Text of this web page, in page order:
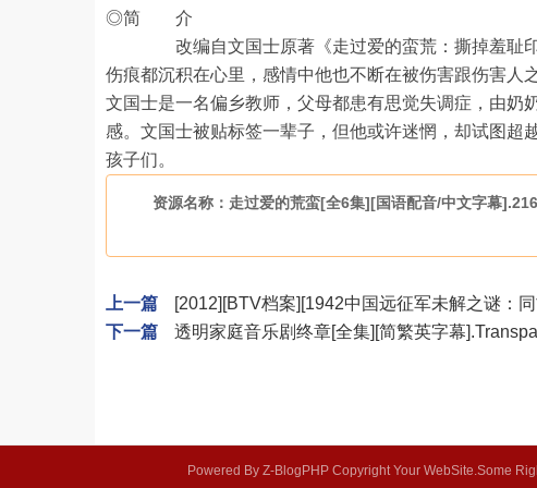
◎简 介
改编自文国士原著《走过爱的蛮荒：撕掉羞耻印
伤痕都沉积在心里，感情中他也不断在被伤害跟伤害人
文国士是一名偏乡教师，父母都患有思觉失调症，由奶
感。文国士被贴标签一辈子，但他或许迷惘，却试图
孩子们。
资源名称：走过爱的荒蛮[全6集][国语配音/中文字幕
上一篇
[2012][BTV档案][1942中国远征军未解之谜：
下一篇
透明家庭音乐剧终章[全集][简繁英字幕
Powered By Z-BlogPHP Copyright Your WebSite.Some